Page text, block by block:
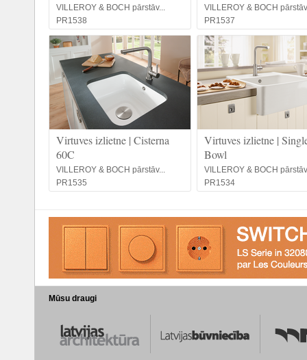
VILLEROY & BOCH pārstāv...
PR1538
VILLEROY & BOCH
PR1537
Virtuves izlietne | Cisterna
60C
VILLEROY & BOCH pārstāv...
PR1535
Virtuves izlietne |
Bowl
VILLEROY & BOCH
PR1534
Mūsu draugi